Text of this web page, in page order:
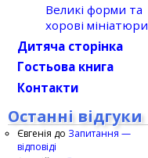
Великі форми та
хорові мініатюри
Дитяча сторінка
Гостьова книга
Контакти
Останні відгуки
Євгенія до Запитання —
відповіді